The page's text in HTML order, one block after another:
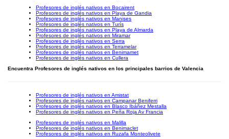
Profesores de inglés nativos en Bocairent
Profesores de inglés nativos en Playa de Gandia
Profesores de inglés nativos en Manises
Profesores de inglés nativos en Turís
Profesores de inglés nativos en Playa de Almarda
Profesores de inglés nativos en Miramar
Profesores de inglés nativos en Serra
Profesores de inglés nativos en Terramelar
Profesores de inglés nativos en Benimamet
Profesores de inglés nativos en Cullera
Encuentra Profesores de inglés nativos en los principales barrios de Valencia
Profesores de inglés nativos en Amistat
Profesores de inglés nativos en Campanar Beniferri
Profesores de inglés nativos en Blasco Ibáñez Mestalla
Profesores de inglés nativos en Peña Roja Av Francia
Profesores de inglés nativos en Malilla
Profesores de inglés nativos en Benimaclet
Profesores de inglés nativos en Ruzafa Monteolivete